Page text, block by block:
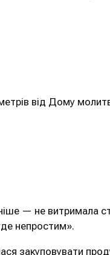
від Дому
— не витримала
непростим».
закуповувати